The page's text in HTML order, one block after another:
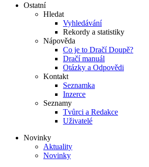
Ostatní
Hledat
Vyhledávání
Rekordy a statistiky
Nápověda
Co je to Dračí Doupě?
Dračí manuál
Otázky a Odpovědi
Kontakt
Seznamka
Inzerce
Seznamy
Tvůrci a Redakce
Uživatelé
Novinky
Aktuality
Novinky